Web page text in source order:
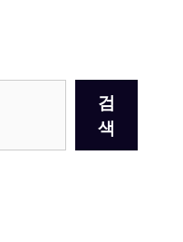
검
색